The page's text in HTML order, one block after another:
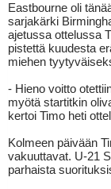
Eastbourne oli
sarjakärki
ajetussa ottelussa
pistettä kuudesta
miehen
- Hieno voitto
myötä startitkin
kertoi Timo heti
Kolmeen päivään
vakuuttavat. U-21
parhaista